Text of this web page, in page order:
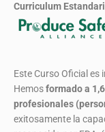
Curriculum
Este Curso Oficial es
Hemosformadoa
profesionales
exitosamente la